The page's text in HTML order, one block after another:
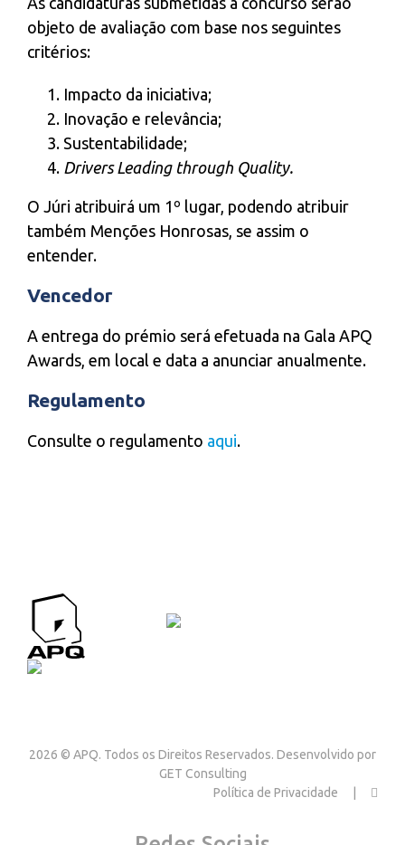
objeto de avaliação com base nos seguintes
critérios:
Impacto da iniciativa;
Inovação e relevância;
Sustentabilidade;
Drivers Leading through Quality.
O Júri atribuirá um 1º lugar, podendo atribuir
também Menções Honrosas, se assim o
entender.
Vencedor
A entrega do prémio será efetuada na Gala APQ
Awards, em local e data a anunciar anualmente.
Regulamento
Consulte o regulamento aqui.
2026 © APQ. Todos os Direitos Reservados. Desenvolvido por
GET Consulting
Política de Privacidade